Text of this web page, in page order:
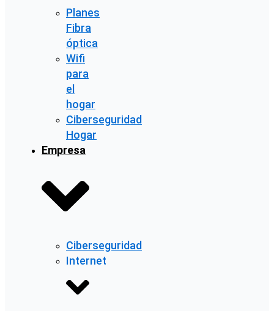
Planes
Fibra
óptica
Wifi
para
el
hogar
Ciberseguridad
Hogar
Empresa
Ciberseguridad
Internet